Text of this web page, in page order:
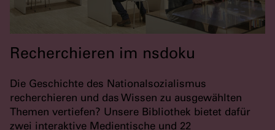
Recherchieren im nsdoku
Die Geschichte des Nationalsozialismus
recherchieren und das Wissen zu ausgewählten
Themen vertiefen? Unsere Bibliothek bietet dafür
zwei interaktive Medientische und 22